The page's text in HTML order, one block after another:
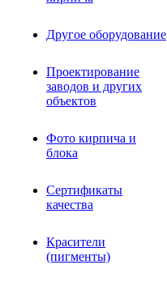
Другое оборудование
Проектирование
заводов и других
объектов
Фото кирпича и
блока
Сертификаты
качества
Красители
(пигменты)